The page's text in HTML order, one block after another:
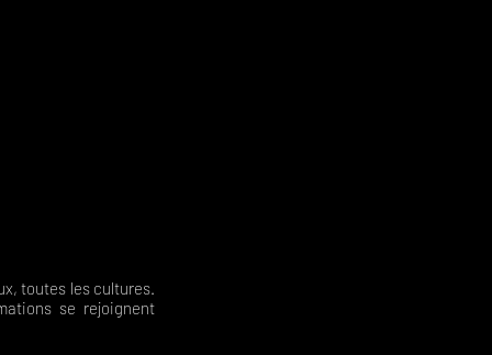
toutes les cultures.
se rejoignent